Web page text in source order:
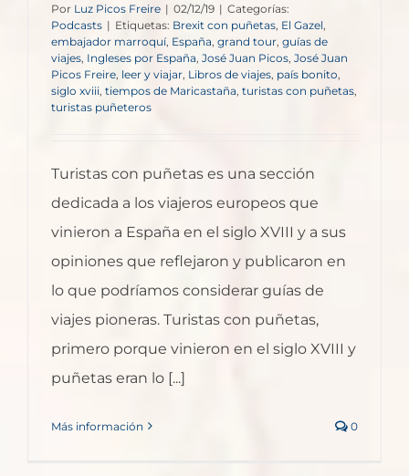
Por Luz Picos Freire | 02/12/19 | Categorías:
Podcasts | Etiquetas: Brexit con puñetas El Gazel
embajador marroquí, España grand tour guías de
viajes Ingleses por España José Juan Picos, José Juan
Picos Freire leer y viajar Libros de viajes país bonito
siglo xviii, tiempos de Maricastaña, turistas con puñetas
turistas puñeteros
Turistas con puñetas es una sección
dedicada a los viajeros europeos que
vinieron a España en el siglo XVIII y a sus
opiniones que reflejaron y publicaron en
lo que podríamos considerar guías de
viajes pioneras. Turistas con puñetas,
primero porque vinieron en el siglo XVIII y
puñetas eran lo [...]
Más información 0